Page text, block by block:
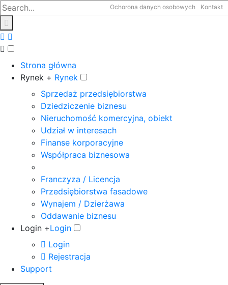
Ochorona danych osobowych Kontakt
Strona główna
Rynek + Rynek
Sprzedaż przedsiębiorstwa
Dziedziczenie biznesu
Nieruchomość komercyjna, obiekt
Udział w interesach
Finanse korporacyjne
Współpraca biznesowa
Franczyza / Licencja
Przedsiębiorstwa fasadowe
Wynajem / Dzierżawa
Oddawanie biznesu
Login +Login
Login
Rejestracja
Support